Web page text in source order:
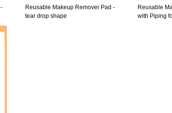
Reusable Makeup Remover Pad -
tear drop shape
Reusable
with Piping